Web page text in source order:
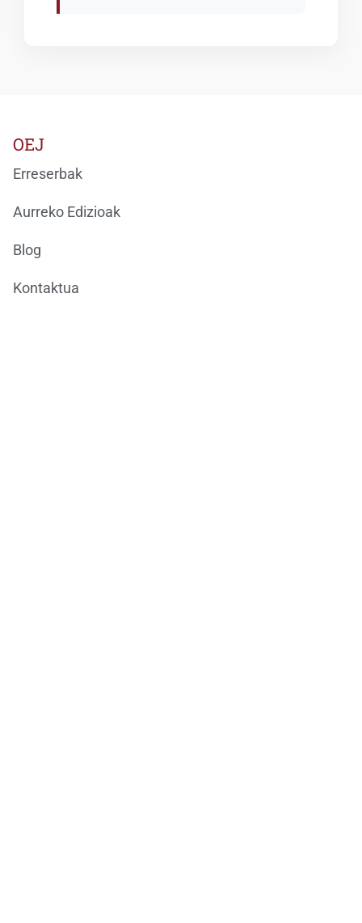
OEJ
Erreserbak
Aurreko Edizioak
Blog
Kontaktua